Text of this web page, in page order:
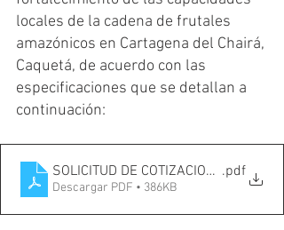
locales de la cadena de frutales
amazónicos en Cartagena del Chairá,
Caquetá, de acuerdo con las
especificaciones que se detallan a
continuación:
SOLICITUD DE COTIZACION .pdf
Descargar PDF • 386KB